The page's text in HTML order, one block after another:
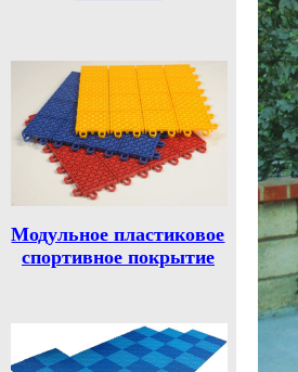
Модульное пластиковое
спортивное покрытие